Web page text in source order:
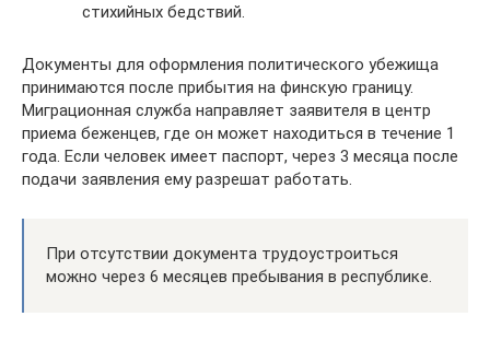
стихийных бедствий.
Документы для оформления политического убежища
принимаются после прибытия на финскую границу.
Миграционная служба направляет заявителя в центр
приема беженцев, где он может находиться в течение 1
года. Если человек имеет паспорт, через 3 месяца после
подачи заявления ему разрешат работать.
При отсутствии документа трудоустроиться
можно через 6 месяцев пребывания в республике.